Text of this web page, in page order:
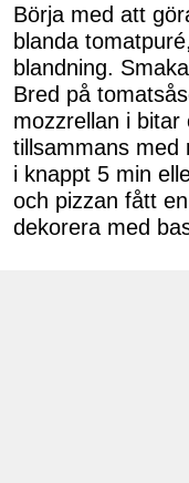
Börja med att
blanda
blandning.
Bred på
mozzrellan i bitar
tillsammans med
i knappt 5 min
och pizzan fått
dekorera med